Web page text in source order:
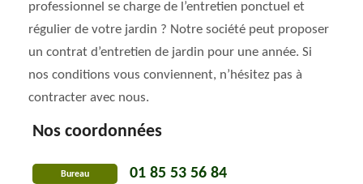
professionnel se charge de l’entretien ponctuel et
régulier de votre jardin ? Notre société peut proposer
un contrat d’entretien de jardin pour une année. Si
nos conditions vous conviennent, n’hésitez pas à
contracter avec nous.
Nos coordonnées
Bureau 01 85 53 56 84